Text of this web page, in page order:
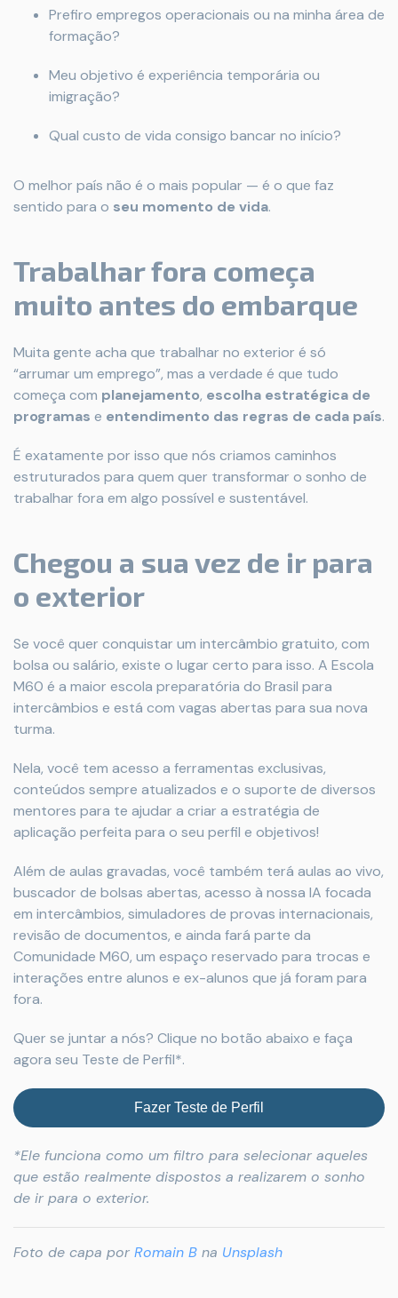
Prefiro empregos operacionais ou na minha área de
formação?
Meu objetivo é experiência temporária ou
imigração?
Qual custo de vida consigo bancar no início?
O melhor país não é o mais popular — é o que faz
sentido para o seu momento de vida.
Trabalhar fora começa
muito antes do embarque
Muita gente acha que trabalhar no exterior é só
“arrumar um emprego”, mas a verdade é que tudo
começa com planejamento, escolha estratégica de
programas e entendimento das regras de cada país.
É exatamente por isso que nós criamos caminhos
estruturados para quem quer transformar o sonho de
trabalhar fora em algo possível e sustentável.
Chegou a sua vez de ir para
o exterior
Se você quer conquistar um intercâmbio gratuito, com
bolsa ou salário, existe o lugar certo para isso. A Escola
M60 é a maior escola preparatória do Brasil para
intercâmbios e está com vagas abertas para sua nova
turma.
Nela, você tem acesso a ferramentas exclusivas,
conteúdos sempre atualizados e o suporte de diversos
mentores para te ajudar a criar a estratégia de
aplicação perfeita para o seu perfil e objetivos!
Além de aulas gravadas, você também terá aulas ao vivo,
buscador de bolsas abertas, acesso à nossa IA focada
em intercâmbios, simuladores de provas internacionais,
revisão de documentos, e ainda fará parte da
Comunidade M60, um espaço reservado para trocas e
interações entre alunos e ex-alunos que já foram para
fora.
Quer se juntar a nós? Clique no botão abaixo e faça
agora seu Teste de Perfil*.
Fazer Teste de Perfil
*Ele funciona como um filtro para selecionar aqueles
que estão realmente dispostos a realizarem o sonho
de ir para o exterior.
Foto de capa por Romain B na Unsplash